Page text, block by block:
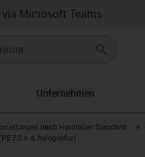
Microsoft Teams
Unternehmen
arrow-right nach Hersteller Standard
7,5 x d, halogenfrei